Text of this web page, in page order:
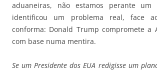
aduaneiras, não estamos perante um
identificou um problema real, face
conforma: Donald Trump compromete a
com base numa mentira.
Se um Presidente dos EUA redigisse um